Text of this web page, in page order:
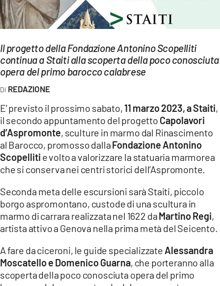
Streaming
LAC NETWORK
LAC ONAIR
Network
LACPLAY.IT
LACTV.IT
LACONAIR.IT
LACITYMAG.IT
ILREGGINO.IT
COSENZACHANNEL.IT
ILVIBONESE.IT
CATANZAROCHANNEL.IT
Il progetto della Fondazione Antonino Scopelliti
continua a Staiti alla scoperta della poco conosciuta
opera del primo barocco calabrese
REDAZIONE
E’ previsto il prossimo sabato, 11 marzo 2023, a Staiti,
il secondo appuntamento del progetto Capolavori
d’Aspromonte, sculture in marmo dal Rinascimento
al Barocco, promosso dallaFondazione Antonino
Scopelliti e volto a valorizzare la statuaria marmorea
che si conserva nei centri storici dell’Aspromonte.
Seconda meta delle escursioni sarà Staiti, piccolo
borgo aspromontano, custode di una scultura in
marmo di carrara realizzata nel 1622 daMartino Regi,
artista attivo a Genova nella prima metà del Seicento.
A fare da ciceroni, le guide specializzate Alessandra
Moscatello e Domenico Guarna, che porteranno alla
scoperta della poco conosciuta opera del primo